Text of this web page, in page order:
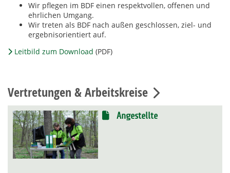
Wir pflegen im BDF einen respektvollen, offenen und
ehrlichen Umgang.
Wir treten als BDF nach außen geschlossen, ziel- und
ergebnisorientiert auf.
Leitbild zum Download (PDF)
Vertretungen & Arbeitskreise
Angestellte